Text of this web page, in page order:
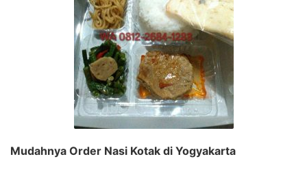
Mudahnya Order Nasi Kotak di Yogyakarta